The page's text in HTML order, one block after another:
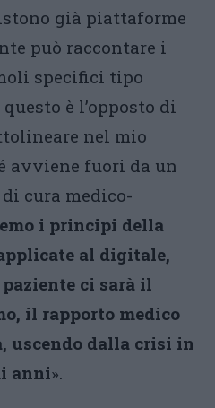
già piattaforme
può raccontare i
specifici tipo
è l’opposto di
nel mio
avviene fuori da un
cura medico-
i principi della
al digitale,
ci sarà il
il rapporto medico
uscendo dalla crisi in
anni».